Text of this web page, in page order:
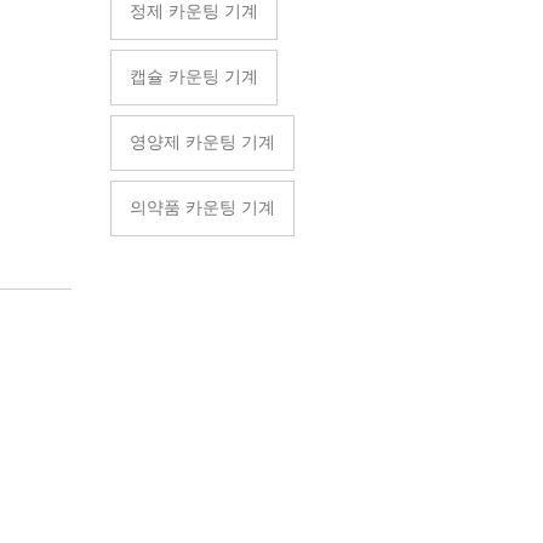
정제 카운팅 기계
캡슐 카운팅 기계
영양제 카운팅 기계
의약품 카운팅 기계